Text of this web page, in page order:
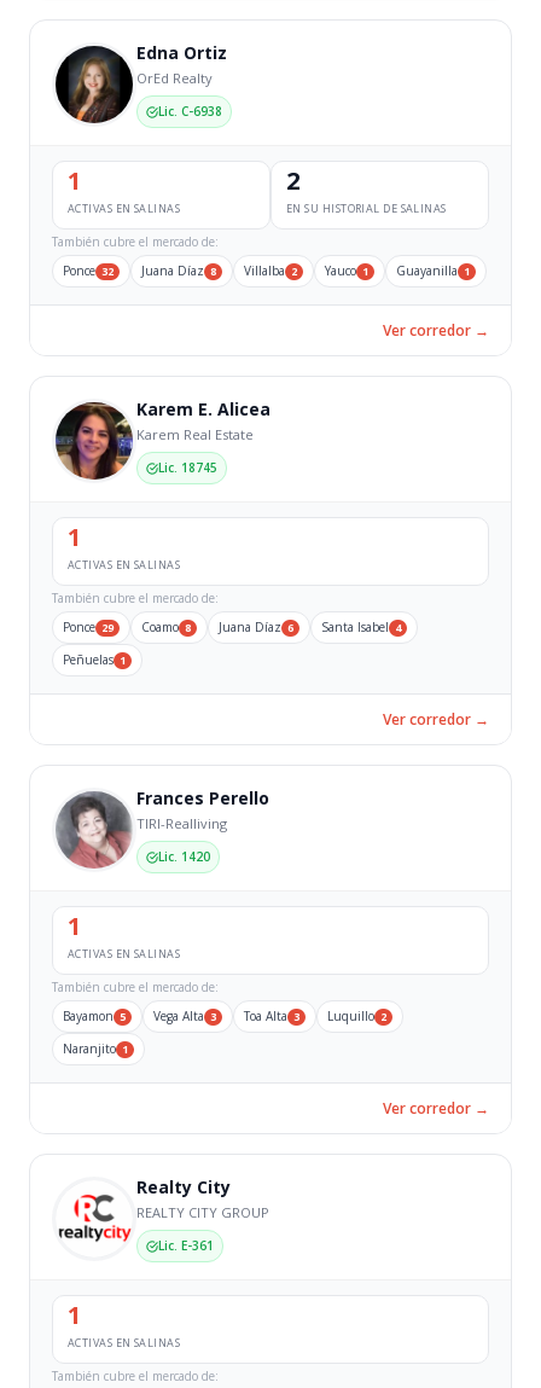
Edna Ortiz
OrEd Realty
Lic. C-6938
1
ACTIVAS EN SALINAS
2
EN SU HISTORIAL DE SALINAS
También cubre el mercado de:
Ponce 32 Juana Díaz 8 Villalba 2 Yauco 1 Guayanilla 1
Ver corredor →
Karem E. Alicea
Karem Real Estate
Lic. 18745
1
ACTIVAS EN SALINAS
También cubre el mercado de:
Ponce 29 Coamo 8 Juana Díaz 6 Santa Isabel 4
Peñuelas 1
Ver corredor →
Frances Perello
TIRI-Realliving
Lic. 1420
1
ACTIVAS EN SALINAS
También cubre el mercado de:
Bayamon 5 Vega Alta 3 Toa Alta 3 Luquillo 2
Naranjito 1
Ver corredor →
Realty City
REALTY CITY GROUP
Lic. E-361
1
ACTIVAS EN SALINAS
También cubre el mercado de: